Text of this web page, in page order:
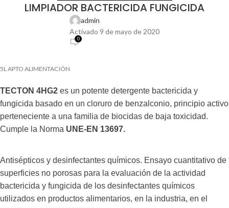
LIMPIADOR BACTERICIDA FUNGICIDA
admin
Activado 9 de mayo de 2020
0
5L APTO ALIMENTACIÓN
TECTON 4HG2 es un potente detergente bactericida y
fungicida basado en un cloruro de benzalconio, principio activo
perteneciente a una familia de biocidas de baja toxicidad.
Cumple la Norma UNE-EN 13697.
Antisépticos y desinfectantes químicos. Ensayo cuantitativo de
superficies no porosas para la evaluación de la actividad
bactericida y fungicida de los desinfectantes químicos
utilizados en productos alimentarios, en la industria, en el